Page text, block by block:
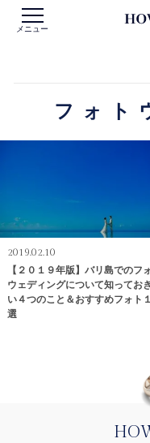
メニュー
フォト
2019.02.10
【２０１９年版】バリ島でのフ
ウェディングについて知ってお
い４つのこと＆おすすめフォト
選